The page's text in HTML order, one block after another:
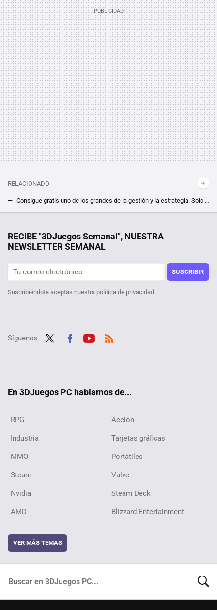
RELACIONADO
Consigue gratis uno de los grandes de la gestión y la estrategia. Solo por tiempo limitado, puedes hacerte con Tropico 4 sin pasar por caja
"No estamos en contra del PC". El sucesor espiritual de Dino Crisis no llegará a ordenadores, y sus creadores explican sus motivos
RECIBE "3DJuegos Semanal", NUESTRA
NEWSLETTER SEMANAL
SUSCRIBIR
Suscribiéndote aceptas nuestra política de privacidad
Síguenos
En 3DJuegos PC hablamos de...
RPG Acción
Industria Tarjetas gráficas
MMO Portátiles
Steam Valve
Nvidia Steam Deck
AMD Blizzard Entertainment
VER MÁS TEMAS